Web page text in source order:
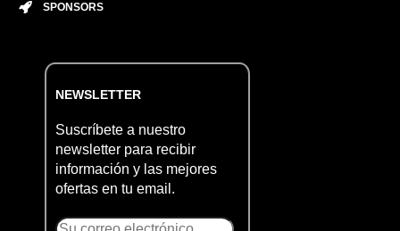
SPONSORS
NEWSLETTER
Suscríbete a nuestro
newsletter para recibir
información y las mejores
ofertas en tu email.